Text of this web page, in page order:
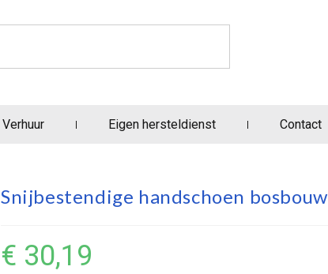
Verhuur Eigen hersteldienst Contact
Snijbestendige handschoen bosbouw
€ 30,19